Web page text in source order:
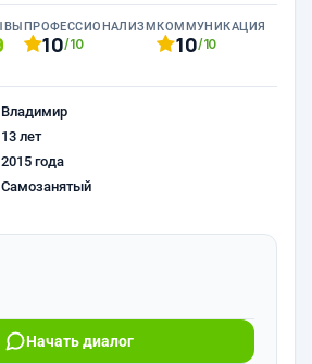
ПРОФЕССИОНАЛИЗМ
10/10
КОММУНИКАЦИЯ
10/10
Владимир
13 лет
2015 года
Самозанятый
Начать диалог